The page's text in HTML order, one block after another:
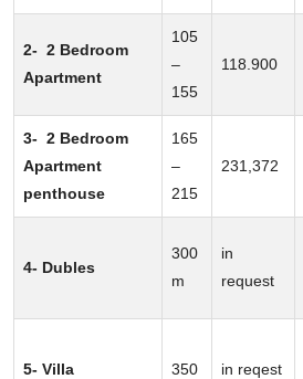
2- 2 Bedroom
Apartment
105
–
155
118.900
3- 2 Bedroom
Apartment
penthouse
165
–
215
231,372
4- Dubles
300
m
in
request
5- Villa 350 in reqest